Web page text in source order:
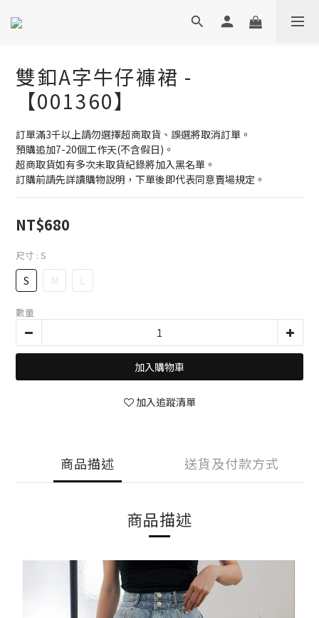
雙釦A字牛仔褲裙 -
【001360】
訂單滿3千以上請勿選擇超商取貨、誤選將取消訂單。
預購追加7-20個工作天(不含假日)。
超商取貨如有多次未取貨紀錄將加入黑名單。
訂購前請先詳讀購物說明，下單後即代表同意賣場規定。
NT$680
尺寸 : S
S M L
數量
加入購物車
加入追蹤清單
商品描述 送貨及付款方式
商品描述